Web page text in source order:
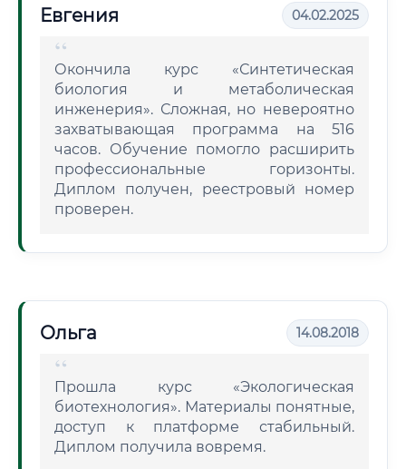
Евгения 04.02.2025
Окончила курс «Синтетическая
биология и метаболическая
инженерия». Сложная, но невероятно
захватывающая программа на 516
часов. Обучение помогло расширить
профессиональные горизонты.
Диплом получен, реестровый номер
проверен.
Ольга 14.08.2018
Прошла курс «Экологическая
биотехнология». Материалы понятные,
доступ к платформе стабильный.
Диплом получила вовремя.